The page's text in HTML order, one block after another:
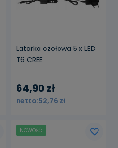
Latarka czołowa 5 x LED
T6 CREE
64,90 zł
52,76 zł
NOWOŚĆ